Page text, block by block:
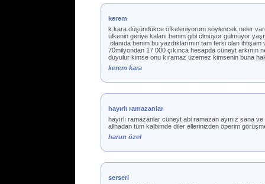
kerem
k.kara.düşündükce öfkeleniyorum söylencek neler
ülkenin geriye kalanı benim gibi ölmüyor gülmüyor
.olanıda benim bu yazdıklarımın tam tersi olan
70milyondan 17 000 çıkınca hesapda cüneyt
duyulur kimse onu kıramaz üzemez kimsenin buna
kerem kara
hayırlı ramazanlar
hayırlı ramazanlar cüneyt abi ramazan ayınız sana
allhadan tüm kalbimde diler ellerinizden öperim
harun özel
serseri